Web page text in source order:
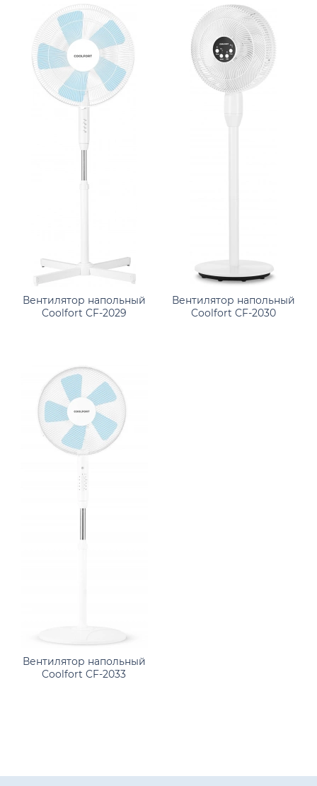
Вентилятор напольный
Coolfort CF-2029
Вентилятор напольный
Coolfort CF-2030
Вентилятор напольный
Coolfort CF-2033